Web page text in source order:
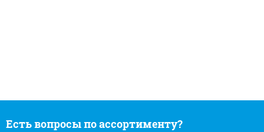
Есть вопросы по ассортименту?